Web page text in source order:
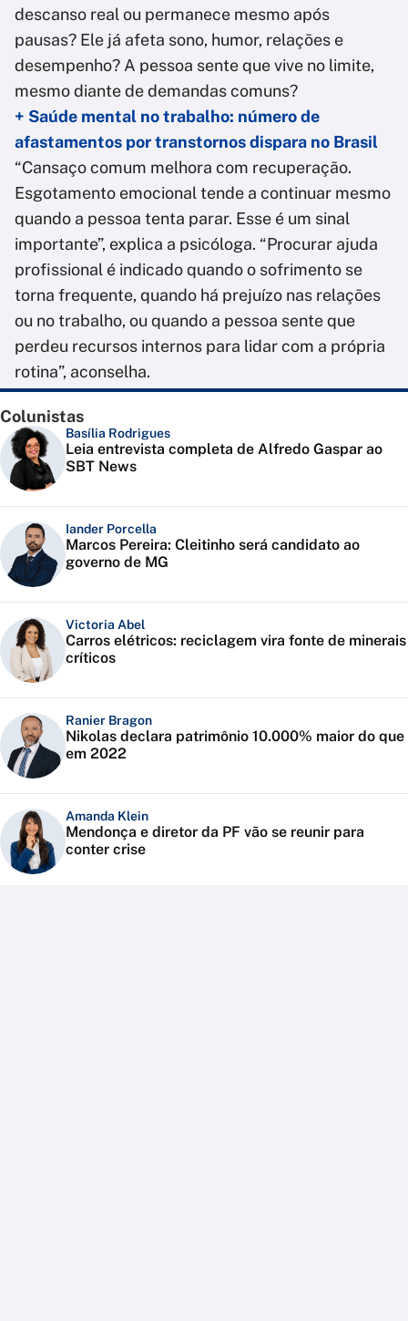
descanso real ou permanece mesmo após
pausas? Ele já afeta sono, humor, relações e
desempenho? A pessoa sente que vive no limite,
mesmo diante de demandas comuns?
+ Saúde mental no trabalho: número de
afastamentos por transtornos dispara no Brasil
“Cansaço comum melhora com recuperação.
Esgotamento emocional tende a continuar mesmo
quando a pessoa tenta parar. Esse é um sinal
importante”, explica a psicóloga. “Procurar ajuda
profissional é indicado quando o sofrimento se
torna frequente, quando há prejuízo nas relações
ou no trabalho, ou quando a pessoa sente que
perdeu recursos internos para lidar com a própria
rotina”, aconselha.
Colunistas
Basília Rodrigues
Leia entrevista completa de Alfredo Gaspar ao
SBT News
Iander Porcella
Marcos Pereira: Cleitinho será candidato ao
governo de MG
Victoria Abel
Carros elétricos: reciclagem vira fonte de minerais
críticos
Ranier Bragon
Nikolas declara patrimônio 10.000% maior do que
em 2022
Amanda Klein
Mendonça e diretor da PF vão se reunir para
conter crise